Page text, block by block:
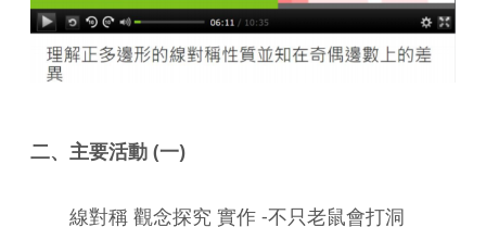
二、主要活動 (一)
線對稱 觀念探究 實作 -不只老鼠會打洞